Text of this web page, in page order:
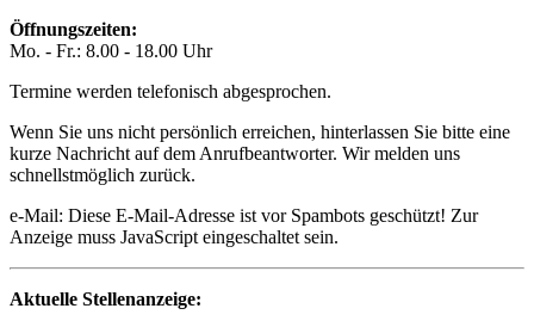
Öffnungszeiten:
Mo. - Fr.: 8.00 - 18.00 Uhr
Termine werden telefonisch abgesprochen.
Wenn Sie uns nicht persönlich erreichen, hinterlassen Sie bitte eine
kurze Nachricht auf dem Anrufbeantworter. Wir melden uns
schnellstmöglich zurück.
e-Mail: Diese E-Mail-Adresse ist vor Spambots geschützt! Zur
Anzeige muss JavaScript eingeschaltet sein.
Aktuelle Stellenanzeige: